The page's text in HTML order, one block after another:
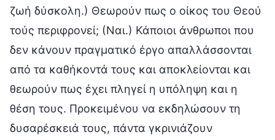
ζωή δύσκολη.) Θεωρούν πως ο οίκος του Θεού
τούς περιφρονεί; (Ναι.) Κάποιοι άνθρωποι που
δεν κάνουν πραγματικό έργο απαλλάσσονται
από τα καθήκοντά τους και αποκλείονται και
θεωρούν πως έχει πληγεί η υπόληψη και η
θέση τους. Προκειμένου να εκδηλώσουν τη
δυσαρέσκειά τους, πάντα γκρινιάζουν